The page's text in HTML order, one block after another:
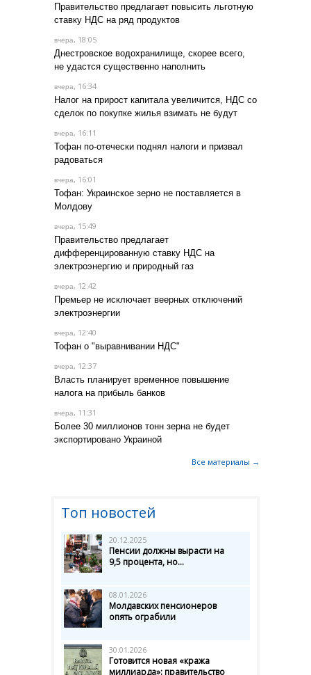
Правительство предлагает повысить льготную
ставку НДС на ряд продуктов
вчера, 18:05
Днестровское водохранилище, скорее всего,
не удастся существенно наполнить
вчера, 16:34
Налог на прирост капитала увеличится, НДС со
сделок по покупке жилья взимать не будут
вчера, 16:11
Тофан по-отечески поднял налоги и призвал
радоваться
вчера, 16:01
Тофан: Украинское зерно не поставляется в
Молдову
вчера, 15:49
Правительство предлагает
дифференцированную ставку НДС на
электроэнергию и природный газ
вчера, 12:42
Премьер не исключает веерных отключений
электроэнергии
вчера, 12:40
Тофан о "выравнивании НДС"
вчера, 12:37
Власть планирует временное повышение
налога на прибыль банков
вчера, 11:31
Более 30 миллионов тонн зерна не будет
экспортировано Украиной
Все материалы →
Топ новостей
20.12.2025
Пенсии должны вырасти на
9,5 процента, но...
08.01.2026
Молдавских пенсионеров
опять ограбили
30.01.2026
Готовится новая «кража
миллиарда»: правительство